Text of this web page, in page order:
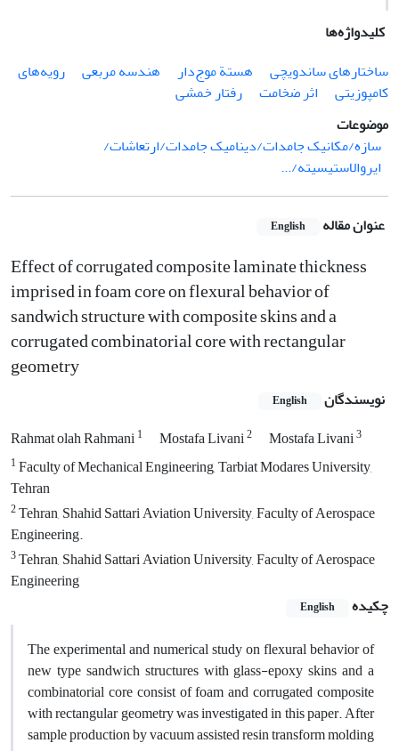
کلیدواژه‌ها
ساختارهای ساندویچی
هستة موج‌دار هندسه مربعی
رویه‌های
کامپوزیتی
اثر ضخامت
رفتار خمشی
موضوعات
سازه‌/مکانیک جامدات/دینامیک جامدات/ارتعاشات/
ایروالاستیسیته/...
عنوان مقاله English
Effect of corrugated composite laminate thickness
imprised in foam core on flexural behavior of
sandwich structure with composite skins and a
corrugated combinatorial core with rectangular
geometry
نویسندگان English
Rahmat olah Rahmani1 Mostafa Livani2 Mostafa Livani3
1Faculty of Mechanical Engineering, Tarbiat Modares University,
Tehran
2Tehran, Shahid Sattari Aviation University, Faculty of Aerospace
Engineering.
3Tehran, Shahid Sattari Aviation University, Faculty of Aerospace
Engineering
چکیده
English
The experimental and numerical study on flexural behavior of
new type sandwich structures with glass-epoxy skins and a
combinatorial core consist of foam and corrugated composite
with rectangular geometry was investigated in this paper. After
sample production by vacuum assisted resin transform molding